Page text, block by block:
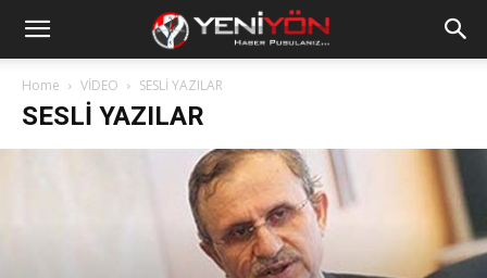
Home VİDEO SESLİ YAZILAR
SESLİ YAZILAR